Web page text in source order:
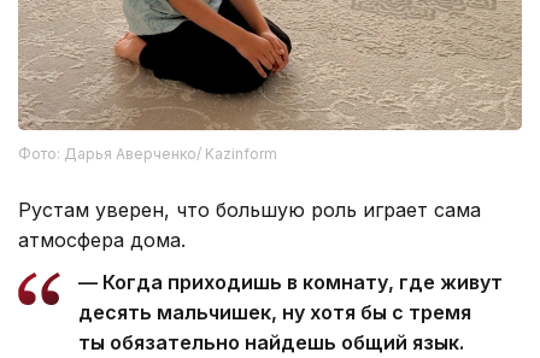
Фото: Дарья Аверченко/ Kazinform
Рустам уверен, что большую роль играет сама
атмосфера дома.
— Когда приходишь в комнату, где живут
десять мальчишек, ну хотя бы с тремя
ты обязательно найдешь общий язык.